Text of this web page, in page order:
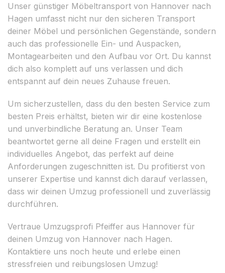
Unser günstiger Möbeltransport von Hannover nach
Hagen umfasst nicht nur den sicheren Transport
deiner Möbel und persönlichen Gegenstände, sondern
auch das professionelle Ein- und Auspacken,
Montagearbeiten und den Aufbau vor Ort. Du kannst
dich also komplett auf uns verlassen und dich
entspannt auf dein neues Zuhause freuen.
Um sicherzustellen, dass du den besten Service zum
besten Preis erhältst, bieten wir dir eine kostenlose
und unverbindliche Beratung an. Unser Team
beantwortet gerne all deine Fragen und erstellt ein
individuelles Angebot, das perfekt auf deine
Anforderungen zugeschnitten ist. Du profitierst von
unserer Expertise und kannst dich darauf verlassen,
dass wir deinen Umzug professionell und zuverlässig
durchführen.
Vertraue Umzugsprofi Pfeiffer aus Hannover für
deinen Umzug von Hannover nach Hagen.
Kontaktiere uns noch heute und erlebe einen
stressfreien und reibungslosen Umzug!